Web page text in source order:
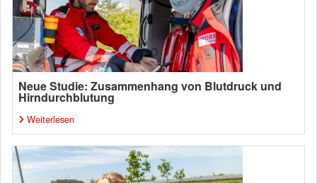
Neue Studie: Zusammenhang von Blutdruck und
Hirndurchblutung
Weiterlesen